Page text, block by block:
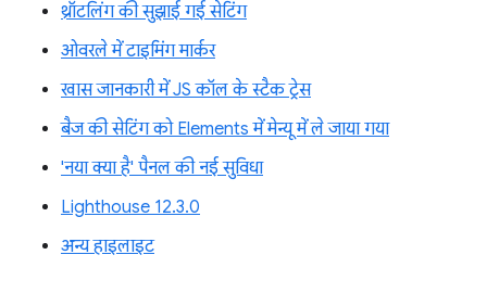
थ्रॉटलिंग की सुझाई गई सेटिंग
ओवरले में टाइमिंग मार्कर
खास जानकारी में JS कॉल के स्टैक ट्रेस
बैज की सेटिंग को Elements में मेन्यू में ले जाया गया
'नया क्या है' पैनल की नई सुविधा
Lighthouse 12.3.0
अन्य हाइलाइट